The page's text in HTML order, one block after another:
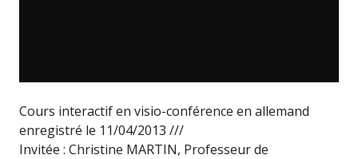
Cours interactif en visio-conférence en allemand
enregistré le 11/04/2013 ///
Invitée : Christine MARTIN, Professeur de